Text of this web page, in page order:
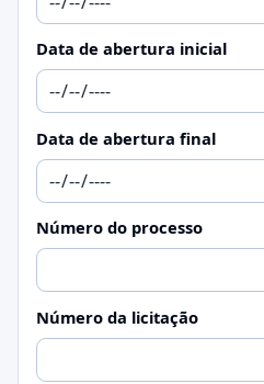
Data de abertura inicial
Data de abertura final
Número do processo
Número da licitação